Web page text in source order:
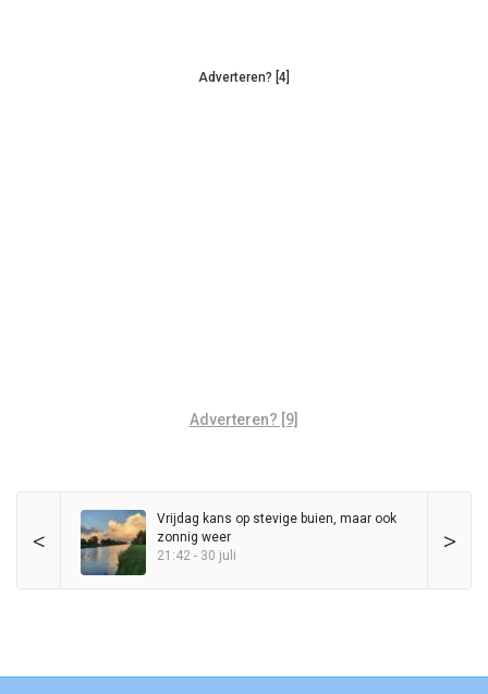
Adverteren? [4]
Adverteren? [9]
< >
Vrijdag kans op stevige buien, maar ook
zonnig weer
21:42 - 30 juli